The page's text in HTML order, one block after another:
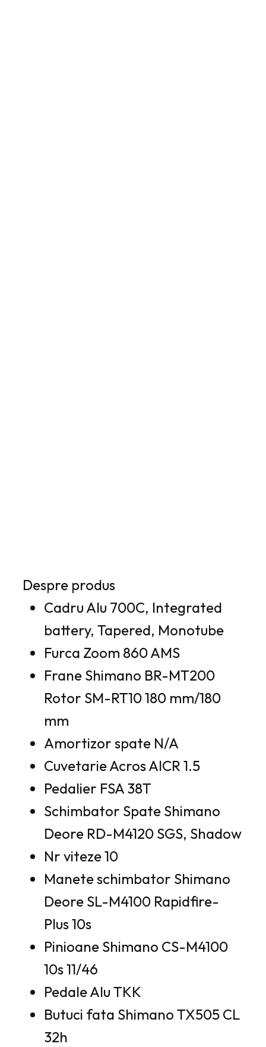
Despre produs
Cadru Alu 700C, Integrated
battery, Tapered, Monotube
Furca Zoom 860 AMS
Frane Shimano BR-MT200
Rotor SM-RT10 180 mm/180
mm
Amortizor spate N/A
Cuvetarie Acros AICR 1.5
Pedalier FSA 38T
Schimbator Spate Shimano
Deore RD-M4120 SGS, Shadow
Nr viteze 10
Manete schimbator Shimano
Deore SL-M4100 Rapidfire-
Plus 10s
Pinioane Shimano CS-M4100
10s 11/46
Pedale Alu TKK
Butuci fata Shimano TX505 CL
32h